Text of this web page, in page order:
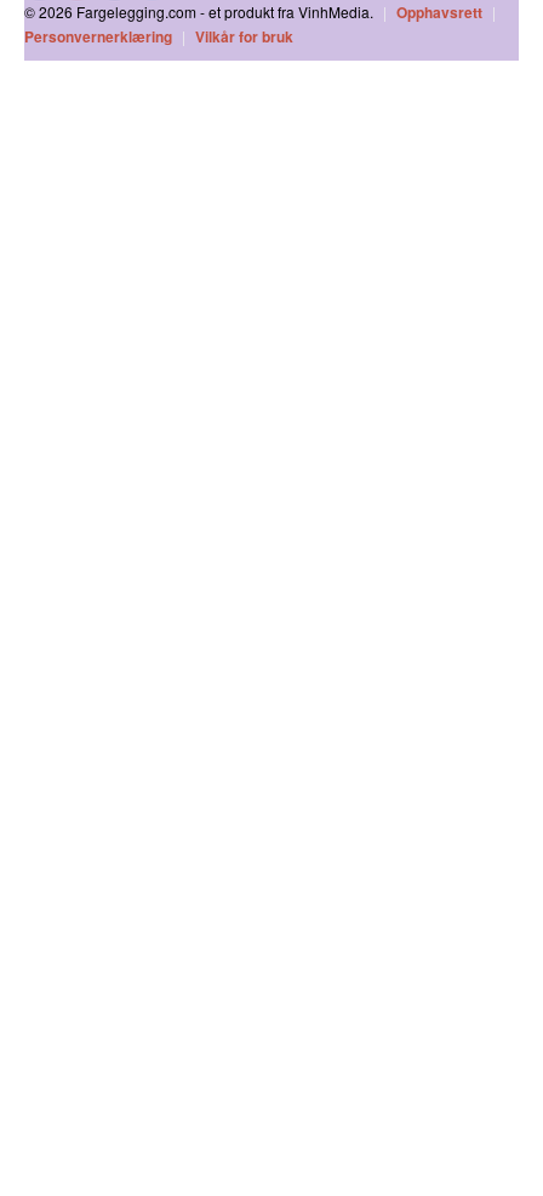
© 2026 Fargelegging.com - et produkt fra VinhMedia. | Opphavsrett |
Personvernerklæring | Vilkår for bruk